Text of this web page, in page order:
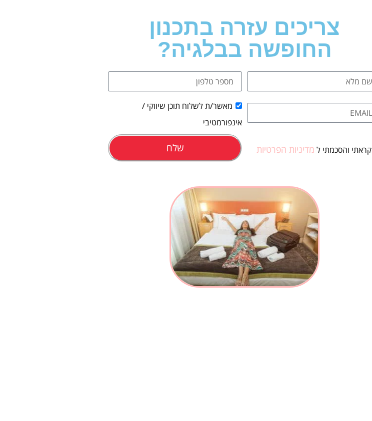
צריכים עזרה בתכנון
החופשה בבלגיה?
מאשר/ת לשלוח תוכן שיווקי /
אינפורמטיבי
קראתי והסכמתי ל מדיניות הפרטיות שלח